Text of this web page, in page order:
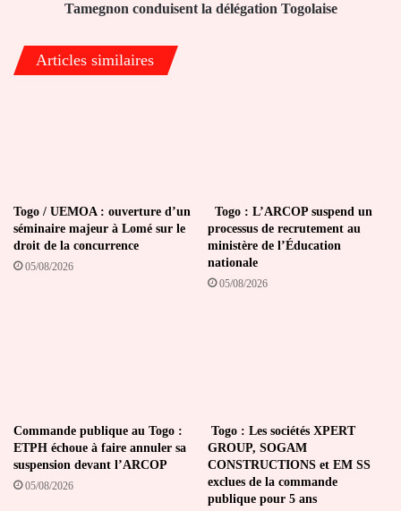
Togolaise
Tamegnon conduisent la délégation Togolaise
Articles similaires
Togo / UEMOA : ouverture d’un
séminaire majeur à Lomé sur le
droit de la concurrence
05/08/2026
Togo : L’ARCOP suspend un
processus de recrutement au
ministère de l’Éducation
nationale
05/08/2026
Commande publique au Togo :
ETPH échoue à faire annuler sa
suspension devant l’ARCOP
05/08/2026
Togo : Les sociétés XPERT
GROUP, SOGAM
CONSTRUCTIONS et EM SS
exclues de la commande
publique pour 5 ans